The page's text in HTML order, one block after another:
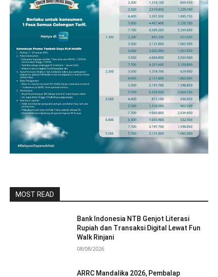
MOST READ
Bank Indonesia NTB Genjot Literasi
Rupiah dan Transaksi Digital Lewat Fun
Walk Rinjani
08/08/2026
ARRC Mandalika 2026, Pembalap